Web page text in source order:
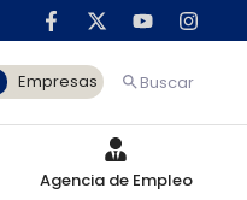
Empresas Buscar
Agencia de Empleo